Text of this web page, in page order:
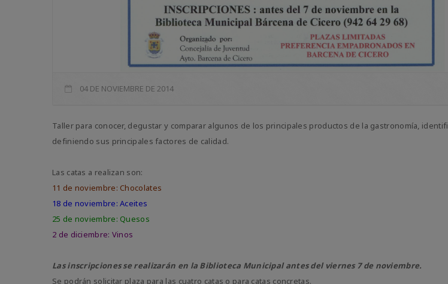
04 DE NOVIEMBRE DE 2014
Taller para conocer, degustar y comparar algunos de los principales productos de la gastronomía,
definiendo sus principales factores de calidad.
Las catas a realizan son:
11 de noviembre: Chocolates
18 de noviembre: Aceites
25 de noviembre: Quesos
2 de diciembre: Vinos
Las inscripciones se realizarán en la Biblioteca Municipal antes del viernes 7 de noviembre.
Se podrán solicitar plaza para las cuatro catas o para catas concretas.